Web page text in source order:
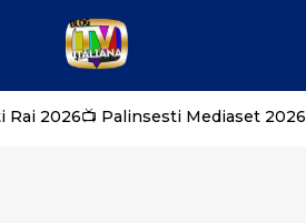
Rai 2026📺 Palinsesti Mediaset 2026